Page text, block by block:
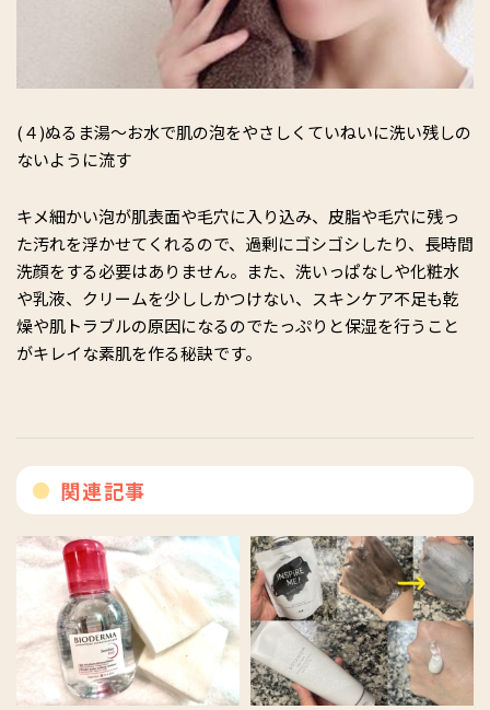
(４)ぬるま湯～お水で肌の泡をやさしくていねいに洗い残しの
ないように流す
キメ細かい泡が肌表面や毛穴に入り込み、皮脂や毛穴に残っ
た汚れを浮かせてくれるので、過剰にゴシゴシしたり、長時間
洗顔をする必要はありません。また、洗いっぱなしや化粧水
や乳液、クリームを少ししかつけない、スキンケア不足も乾
燥や肌トラブルの原因になるのでたっぷりと保湿を行うこと
がキレイな素肌を作る秘訣です。
関連記事